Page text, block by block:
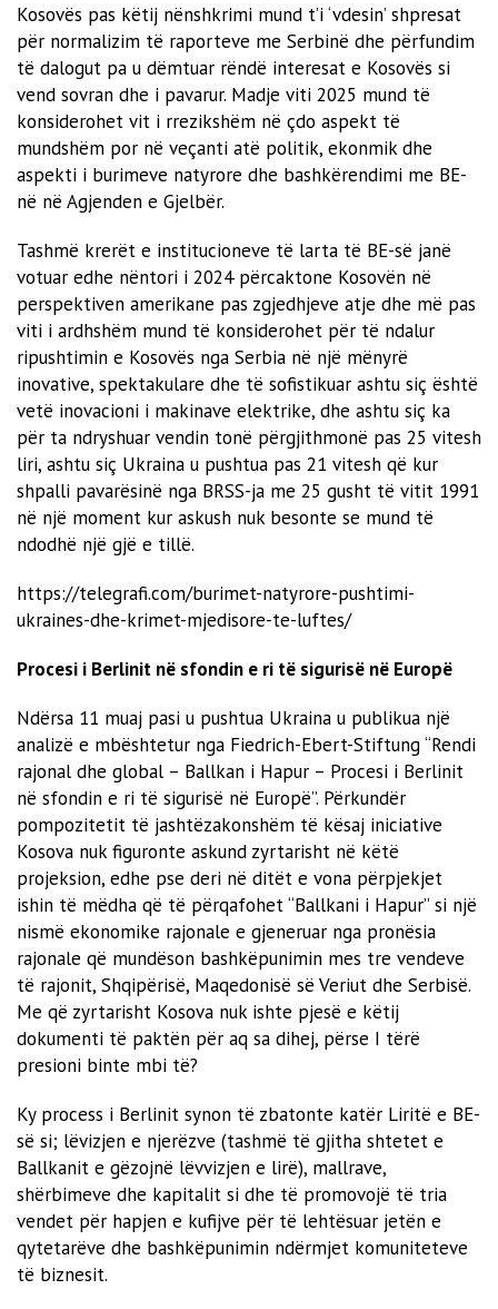
Kosovës pas këtij nënshkrimi mund t’i ‘vdesin’ shpresat
për normalizim të raporteve me Serbinë dhe përfundim
të dalogut pa u dëmtuar rëndë interesat e Kosovës si
vend sovran dhe i pavarur. Madje viti 2025 mund të
konsiderohet vit i rrezikshëm në çdo aspekt të
mundshëm por në veçanti atë politik, ekonmik dhe
aspekti i burimeve natyrore dhe bashkërendimi me BE-
në në Agjenden e Gjelbër.
Tashmë krerët e institucioneve të larta të BE-së janë
votuar edhe nëntori i 2024 përcaktone Kosovën në
perspektiven amerikane pas zgjedhjeve atje dhe më pas
viti i ardhshëm mund të konsiderohet për të ndalur
ripushtimin e Kosovës nga Serbia në një mënyrë
inovative, spektakulare dhe të sofistikuar ashtu siç është
vetë inovacioni i makinave elektrike, dhe ashtu siç ka
për ta ndryshuar vendin tonë përgjithmonë pas 25 vitesh
liri, ashtu siç Ukraina u pushtua pas 21 vitesh që kur
shpalli pavarësinë nga BRSS-ja me 25 gusht të vitit 1991
në një moment kur askush nuk besonte se mund të
ndodhë një gjë e tillë.
https://telegrafi.com/burimet-natyrore-pushtimi-
ukraines-dhe-krimet-mjedisore-te-luftes/
Procesi i Berlinit në sfondin e ri të sigurisë në Europë
Ndërsa 11 muaj pasi u pushtua Ukraina u publikua një
analizë e mbështetur nga Fiedrich-Ebert-Stiftung “Rendi
rajonal dhe global – Ballkan i Hapur – Procesi i Berlinit
në sfondin e ri të sigurisë në Europë”. Përkundër
pompozitetit të jashtëzakonshëm të kësaj iniciative
Kosova nuk figuronte askund zyrtarisht në këtë
projeksion, edhe pse deri në ditët e vona përpjekjet
ishin të mëdha që të përqafohet “Ballkani i Hapur” si një
nismë ekonomike rajonale e gjeneruar nga pronësia
rajonale që mundëson bashkëpunimin mes tre vendeve
të rajonit, Shqipërisë, Maqedonisë së Veriut dhe Serbisë.
Me që zyrtarisht Kosova nuk ishte pjesë e këtij
dokumenti të paktën për aq sa dihej, përse I tërë
presioni binte mbi të?
Ky process i Berlinit synon të zbatonte katër Liritë e BE-
së si; lëvizjen e njerëzve (tashmë të gjitha shtetet e
Ballkanit e gëzojnë lëvvizjen e lirë), mallrave,
shërbimeve dhe kapitalit si dhe të promovojë të tria
vendet për hapjen e kufijve për të lehtësuar jetën e
qytetarëve dhe bashkëpunimin ndërmjet komuniteteve
të biznesit.